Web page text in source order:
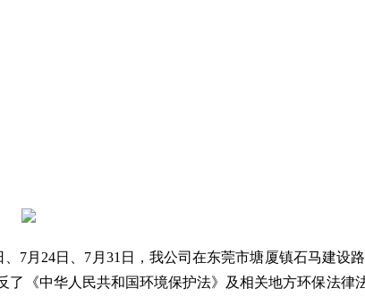
、7月24日、7月31日，我公司在东莞市塘厦镇石马建设
了《中华人民共和国环境保护法》及相关地方环保法律